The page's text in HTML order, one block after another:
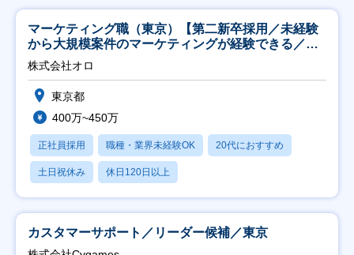
マーケティング職（東京）【第二新卒採用／未経験
から大規模案件のマーケティングが経験できる／研
修充実】
株式会社オロ
東京都
400万~450万
正社員採用 職種・業界未経験OK 20代におすすめ
土日祝休み 休日120日以上
カスタマーサポート／リーダー候補／東京